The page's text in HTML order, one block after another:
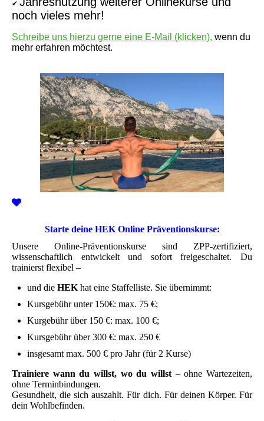
✔
noch vieles mehr!
Schreibe uns hierzu gerne eine E-Mail (klicken), wenn du
mehr erfahren möchtest.
Starte deine HEK Online Präventionskurse:
Unsere Online-Präventionskurse sind ZPP-zertifiziert,
wissenschaftlich entwickelt und sofort freigeschaltet. Du
trainierst flexibel –
und die HEKhat eine Staffelliste. Sie übernimmt:
Kursgebühr unter 150€: max. 75 €;
Kurgebühr über 150 €: max. 100 €;
Kursgebühr über 300 €: max. 250 €
insgesamt max. 500 € pro Jahr (für 2 Kurse)
Trainiere wann du willst, wo du willst – ohne Wartezeiten,
ohne Terminbindungen.
Gesundheit, die sich auszahlt. Für dich. Für deinen Körper. Für
dein Wohlbefinden.